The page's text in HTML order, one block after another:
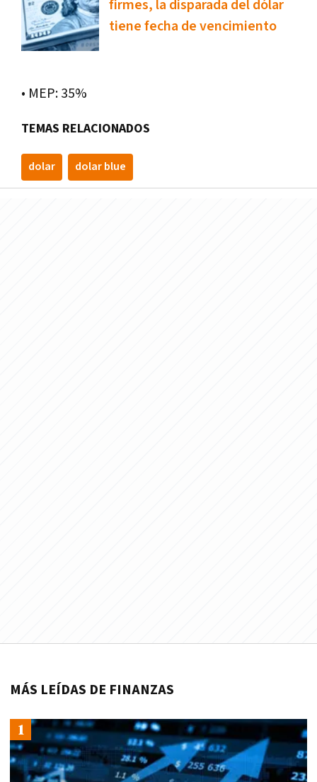
firmes, la disparada del dólar
tiene fecha de vencimiento
• MEP: 35%
TEMAS RELACIONADOS
dolar dolar blue
MÁS LEÍDAS DE FINANZAS